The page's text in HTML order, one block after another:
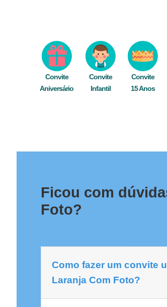
Convite
Aniversário
Convite
Infantil
Convite
15 Anos
Ficou com
Foto?
Como fazer um convite
Laranja Com Foto?